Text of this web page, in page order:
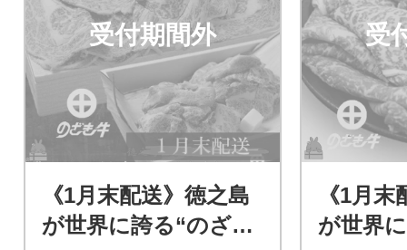
受付期間外
《1月末配送》徳之島
が世界に誇る“のざき
受
《1月
が世界